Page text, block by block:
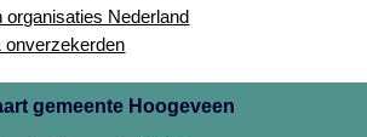
Nederland
onverzekerden
gemeente Hoogeveen